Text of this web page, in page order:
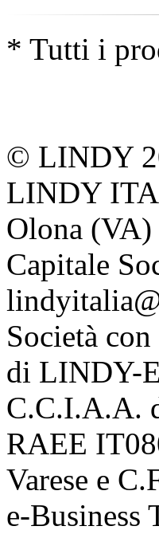
* Tutti i
© LINDY
LINDY
Olona (VA)
Capitale
Società
di LINDY-
C.C.I.A.A.
RAEE
Varese e
e-Business